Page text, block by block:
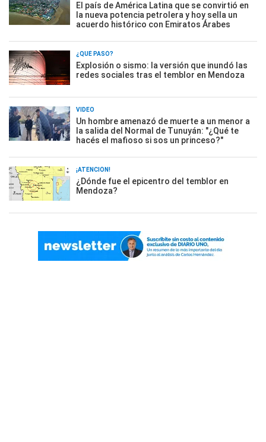
El país de América Latina que se convirtió en
la nueva potencia petrolera y hoy sella un
acuerdo histórico con Emiratos Árabes
¿QUÉ PASÓ?
Explosión o sismo: la versión que inundó las
redes sociales tras el temblor en Mendoza
VIDEO
Un hombre amenazó de muerte a un menor a
la salida del Normal de Tunuyán: "¿Qué te
hacés el mafioso si sos un princeso?"
¡ATENCIÓN!
¿Dónde fue el epicentro del temblor en
Mendoza?